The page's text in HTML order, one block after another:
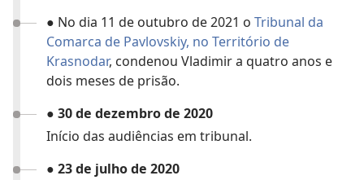
● No dia 11 de outubro de 2021 o Tribunal da
Comarca de Pavlovskiy, no Território de
Krasnodar, condenou Vladimir a quatro anos e
dois meses de prisão.
● 30 de dezembro de 2020
Início das audiências em tribunal.
● 23 de julho de 2020